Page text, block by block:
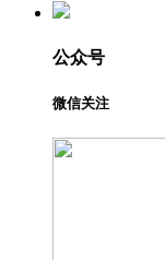
公众号
微信关注